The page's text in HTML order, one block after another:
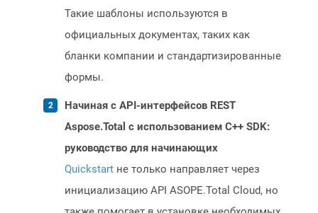
Такие шаблоны используются в
официальных документах, таких как
бланки компании и стандартизированные
формы.
Начиная с API-интерфейсов REST
Aspose.Total с использованием C++ SDK:
руководство для начинающих
Quickstart не только направляет через
инициализацию API ASOPE.Total Cloud, но